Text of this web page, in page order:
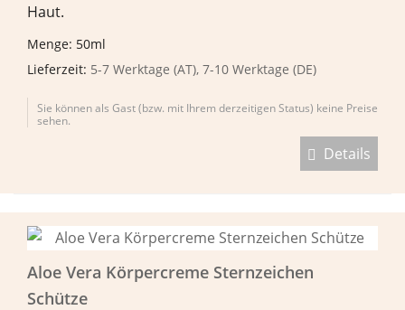
Haut.
Menge: 50ml
Lieferzeit: 5-7 Werktage (AT), 7-10 Werktage (DE)
Sie können als Gast (bzw. mit Ihrem derzeitigen Status) keine Preise
sehen.
Details
Aloe Vera Körpercreme Sternzeichen
Schütze